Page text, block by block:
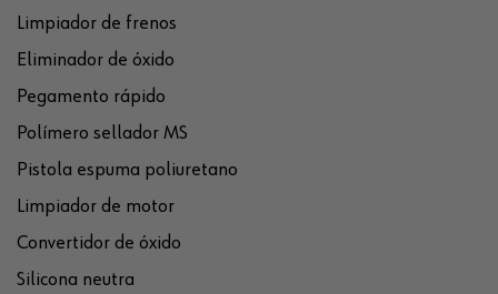
Limpiador de frenos
Eliminador de óxido
Pegamento rápido
Polímero sellador MS
Pistola espuma poliuretano
Limpiador de motor
Convertidor de óxido
Silicona neutra